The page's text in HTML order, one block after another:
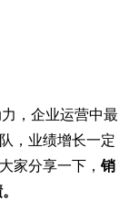
，企业运营中最
，业绩增长一定
家分享一下，销